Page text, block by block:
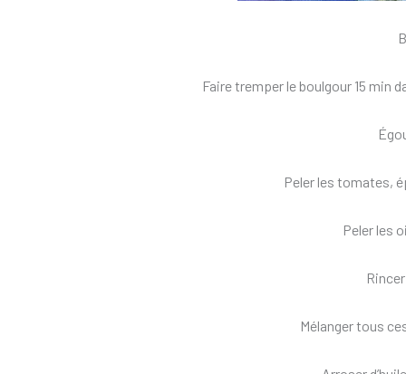
Faire tremper le boulgour 15 min
Peler les tomates,
Peler les
Mélanger tous